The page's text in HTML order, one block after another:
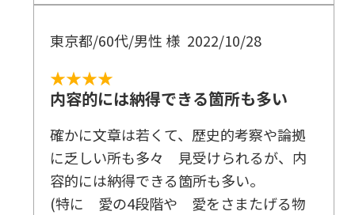
東京都/60代/男性 様 2022/10/28
★★★★
内容的には納得できる箇所も多い
確かに文章は若くて、歴史的考察や論拠
に乏しい所も多々 見受けられるが、内
容的には納得できる箇所も多い。
(特に 愛の4段階や 愛をさまたげる物